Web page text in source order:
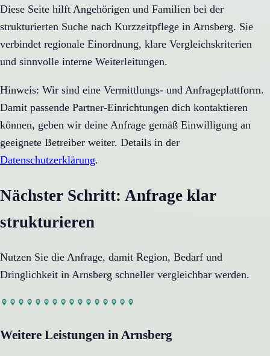
Diese Seite hilft Angehörigen und Familien bei der
strukturierten Suche nach Kurzzeitpflege in Arnsberg. Sie
verbindet regionale Einordnung, klare Vergleichskriterien
und sinnvolle interne Weiterleitungen.
Hinweis: Wir sind eine Vermittlungs- und Anfrageplattform.
Damit passende Partner-Einrichtungen dich kontaktieren
können, geben wir deine Anfrage gemäß Einwilligung an
geeignete Betreiber weiter. Details in der
Datenschutzerklärung.
Nächster Schritt: Anfrage klar
strukturieren
Nutzen Sie die Anfrage, damit Region, Bedarf und
Dringlichkeit in Arnsberg schneller vergleichbar werden.
Weitere Leistungen inArnsberg